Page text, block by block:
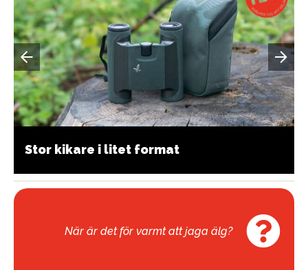
Stor kikare i litet format
När är det för varmt att jaga älg?